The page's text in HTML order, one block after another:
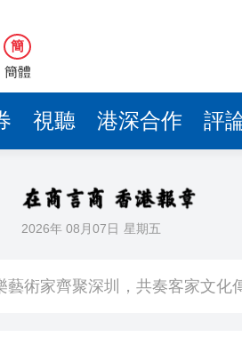
簡
簡體
視聽 港深合作 評
2026年 08月07日 星期五
話時代命題
國政協委員考察團來瓊考察
去年合計營收2.58萬億 利潤總
活動解鎖閱讀新玩法
好：依法公正處理黎智英求情 罪